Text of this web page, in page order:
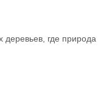
деревьев, где природа